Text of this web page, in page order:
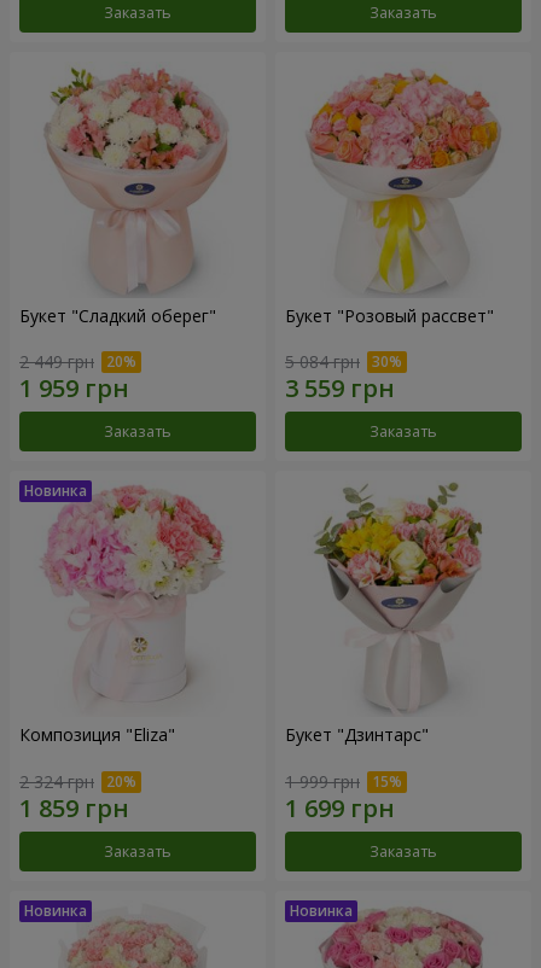
Заказать Заказать
Букет "Сладкий оберег"
2 449 грн
Заказать
Букет "Розовый рассвет"
5 084 грн
Заказать
Композиция "Eliza"
2 324 грн
Заказать
Букет "Дзинтарс"
1 999 грн
Заказать